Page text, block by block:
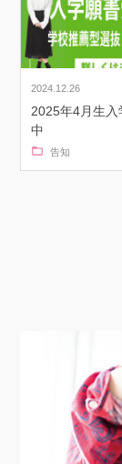
2024.12.26
2025年4月生入
中
告知